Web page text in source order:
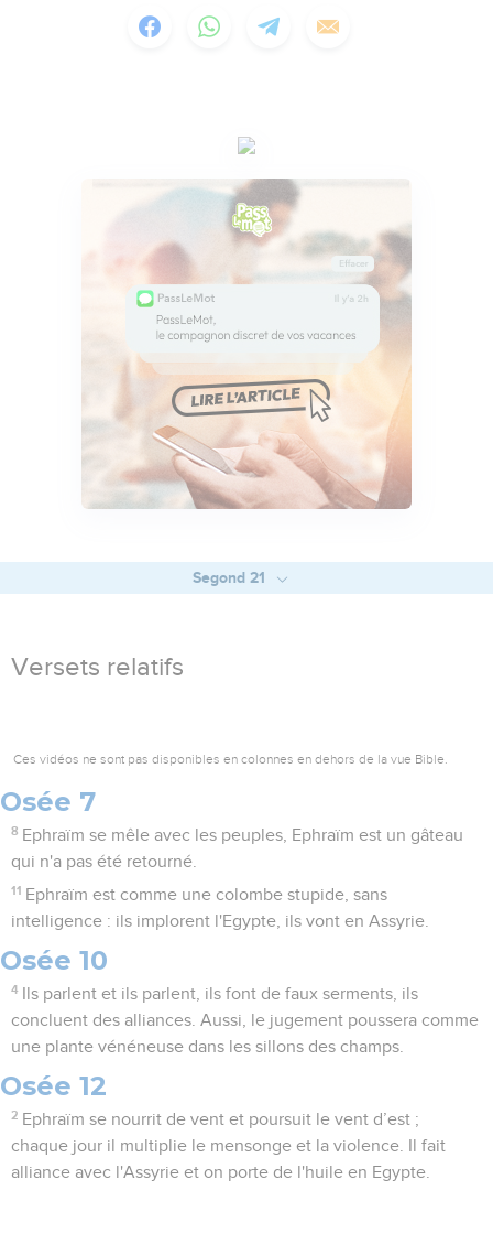
Segond 21
Versets relatifs
Ces vidéos ne sont pas disponibles en colonnes en dehors de la vue Bible.
Osée 7
8 Ephraïm se mêle avec les peuples, Ephraïm est un gâteau
qui n'a pas été retourné.
11 Ephraïm est comme une colombe stupide, sans
intelligence : ils implorent l'Egypte, ils vont en Assyrie.
Osée 10
4
Ils parlent et ils parlent, ils font de faux serments, ils
concluent des alliances. Aussi, le jugement poussera comme
une plante vénéneuse dans les sillons des champs.
Osée 12
2 Ephraïm se nourrit de vent et poursuit le vent d’est ;
chaque jour il multiplie le mensonge et la violence. Il fait
alliance avec l'Assyrie et on porte de l'huile en Egypte.